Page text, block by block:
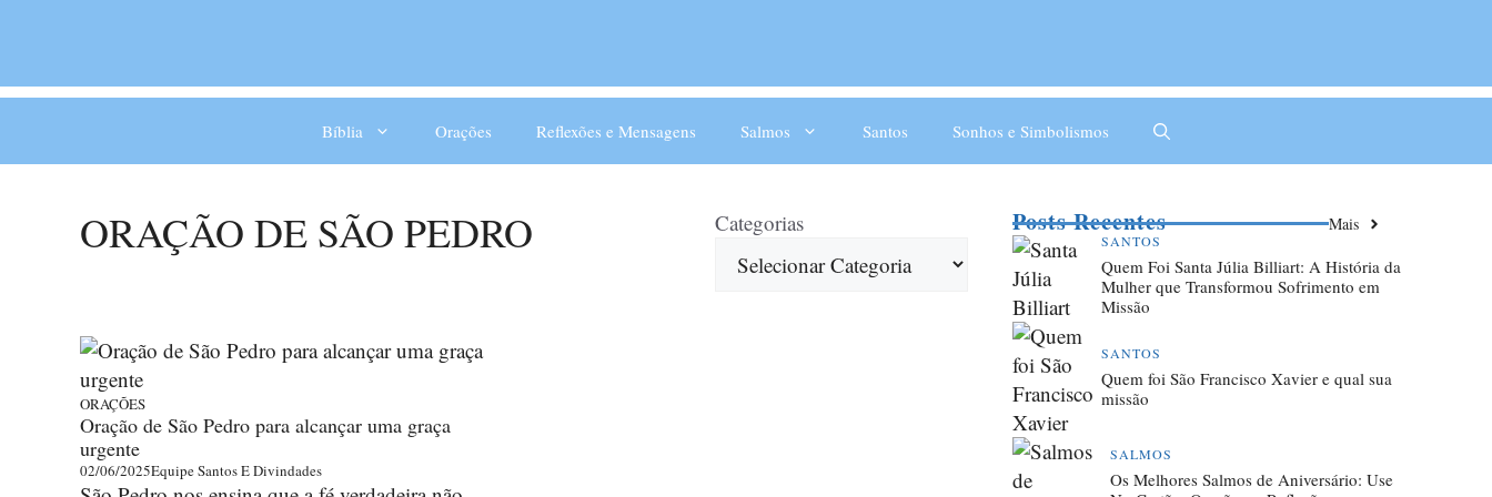
Bíblia Orações Reflexões e Mensagens Salmos Santos Sonhos e Simbolismos
ORAÇÃO DE SÃO PEDRO Categorias
ORAÇÕES
Oração de São Pedro para alcançar uma graça
urgente
02/06/2025Equipe Santos E Divindades
Posts Recentes Mais
SANTOS
Quem Foi Santa Júlia Billiart: A História da
Mulher que Transformou Sofrimento em
Missão
SANTOS
Quem foi São Francisco Xavier e qual sua
missão
SALMOS
Os Melhores Salmos de Aniversário: Use